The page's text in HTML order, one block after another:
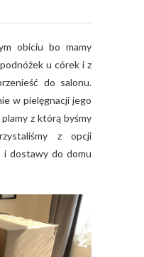
obiciu bo mamy
u córek i z
do salonu.
w pielęgnacji jego
z którą byśmy
z opcji
i dostawy do domu